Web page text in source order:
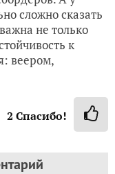
сложно сказать
не только
к
веером,
2 Спасибо!